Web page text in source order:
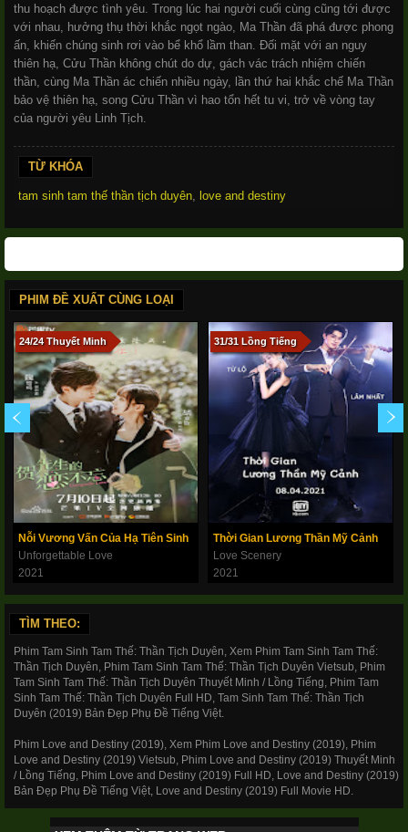
thu hoạch được tình yêu. Trong lúc hai người cuối cùng cũng tới được
với nhau, hưởng thụ thời khắc ngọt ngào, Ma Thần đã phá được phong
ấn, khiến chúng sinh rơi vào bể khổ lầm than. Đối mặt với an nguy
thiên hạ, Cửu Thần không chút do dự, gách vác trách nhiệm chiến
thần, cùng Ma Thần ác chiến nhiều ngày, lần thứ hai khắc chế Ma Thần
bảo vệ thiên hạ, song Cửu Thần vì hao tổn hết tu vi, trở về vòng tay
của người yêu Linh Tịch.
TỪ KHÓA
tam sinh tam thế thần tịch duyên love and destiny
PHIM ĐỀ XUẤT CÙNG LOẠI
24/24 Thuyết Minh
Nỗi Vương Vấn Của Hạ Tiên Sinh
Unforgettable Love
2021
31/31 Lồng Tiếng
Thời Gian Lương Thần Mỹ Cảnh
Love Scenery
2021
TÌM THEO:
Phim Tam Sinh Tam Thế: Thần Tịch Duyên, Xem Phim Tam Sinh Tam Thế:
Thần Tịch Duyên, Phim Tam Sinh Tam Thế: Thần Tịch Duyên Vietsub, Phim
Tam Sinh Tam Thế: Thần Tịch Duyên Thuyết Minh / Lồng Tiếng, Phim Tam
Sinh Tam Thế: Thần Tịch Duyên Full HD, Tam Sinh Tam Thế: Thần Tịch
Duyên (2019) Bản Đẹp Phụ Đề Tiếng Việt.
Phim Love and Destiny (2019), Xem Phim Love and Destiny (2019), Phim
Love and Destiny (2019) Vietsub, Phim Love and Destiny (2019) Thuyết Minh
/ Lồng Tiếng, Phim Love and Destiny (2019) Full HD, Love and Destiny (2019)
Bản Đẹp Phụ Đề Tiếng Việt, Love and Destiny (2019) Full Movie HD.